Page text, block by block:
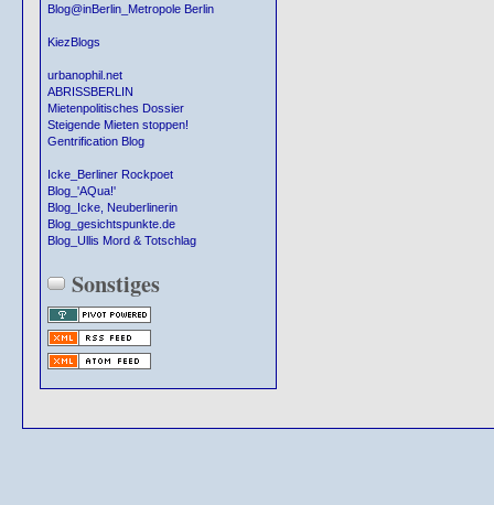
Blog@inBerlin_Metropole Berlin
KiezBlogs
urbanophil.net
ABRISSBERLIN
Mietenpolitisches Dossier
Steigende Mieten stoppen!
Gentrification Blog
Icke_Berliner Rockpoet
Blog_'AQua!'
Blog_Icke, Neuberlinerin
Blog_gesichtspunkte.de
Blog_Ullis Mord & Totschlag
Sonstiges